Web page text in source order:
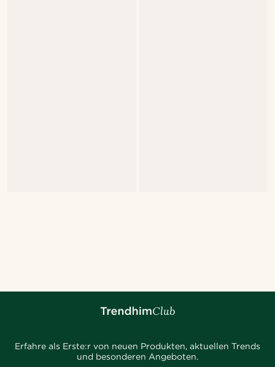
Erfahre als Erste:r von neuen Produkten, aktuellen Trends
und besonderen Angeboten.